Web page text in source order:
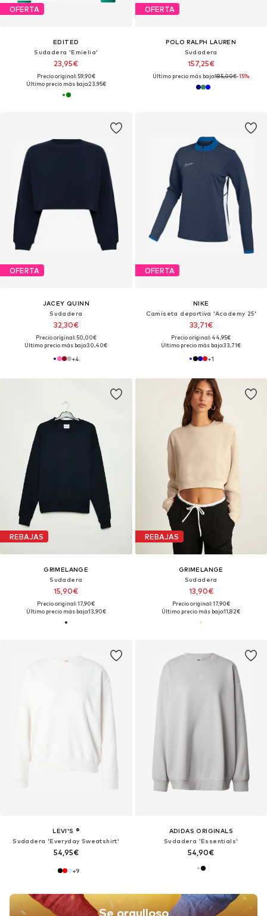
OFERTA
EDITED
Sudadera 'Emielia'
23,95€
Precio original: 59,90€
Último precio más bajo:23,95€
OFERTA
POLO RALPH LAUREN
Sudadera
157,25€
Último precio más bajo:185,00€-15%
OFERTA
JACEY QUINN
Sudadera
32,30€
Precio original: 50,00€
Último precio más bajo:30,40€
+4
OFERTA
NIKE
Camiseta deportiva 'Academy 25'
33,71€
Precio original: 44,95€
Último precio más bajo:33,71€
+1
REBAJAS
GRIMELANGE
Sudadera
15,90€
Precio original: 17,90€
Último precio más bajo:13,90€
REBAJAS
GRIMELANGE
Sudadera
13,90€
Precio original: 17,90€
Último precio más bajo:11,82€
LEVI'S ®
Sudadera 'Everyday Sweatshirt'
54,95€
+9
Se orgulloso
ADIDAS ORIGINALS
Sudadera 'Essentials'
54,90€